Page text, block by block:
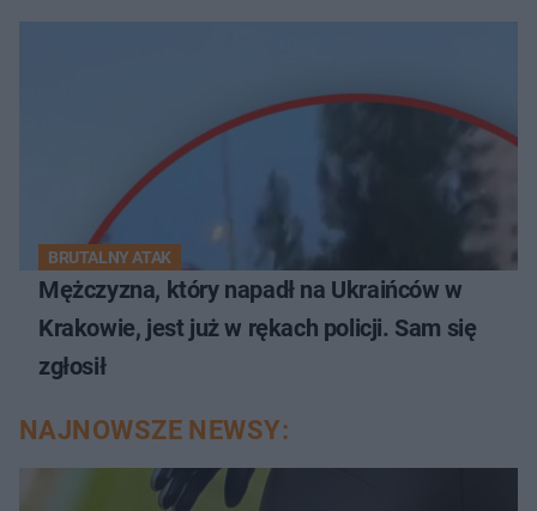
BRUTALNY ATAK
Mężczyzna, który napadł na Ukraińców w
Krakowie, jest już w rękach policji. Sam się
zgłosił
NAJNOWSZE NEWSY: